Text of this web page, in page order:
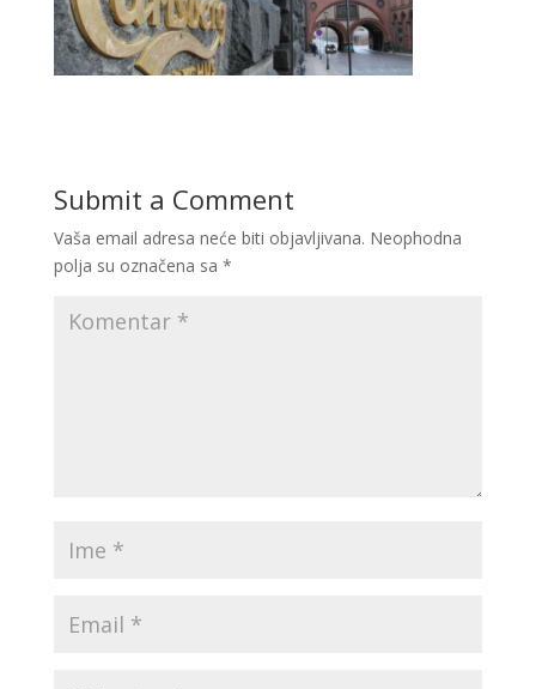
Submit a Comment
Vaša email adresa neće biti objavljivana. Neophodna
polja su označena sa *